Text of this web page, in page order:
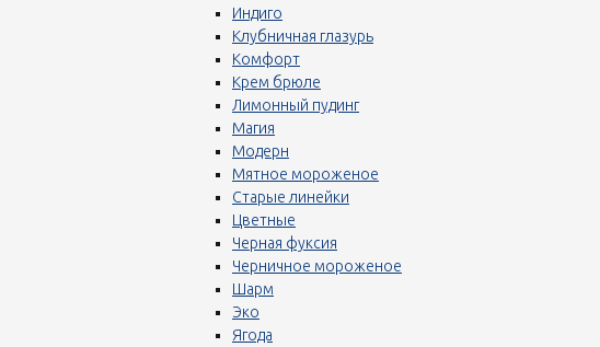
Индиго
Клубничная глазурь
Комфорт
Крем брюле
Лимонный пудинг
Магия
Модерн
Мятное мороженое
Старые линейки
Цветные
Черная фуксия
Черничное мороженое
Шарм
Эко
Ягода